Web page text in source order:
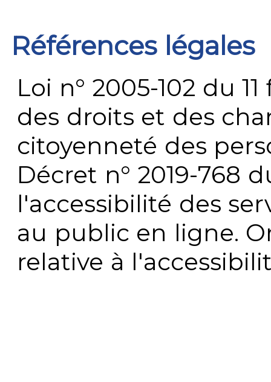
Références légales
Loi n° 2005-102 du
des droits et des
citoyenneté des
Décret n° 2019-768
l'accessibilité des
au public en ligne.
relative à